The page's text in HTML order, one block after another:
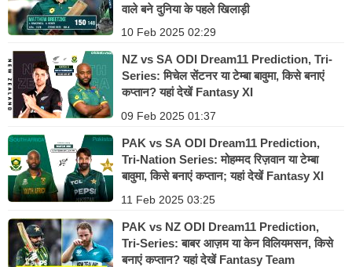
वाले बने दुनिया के पहले खिलाड़ी
10 Feb 2025 02:29
NZ vs SA ODI Dream11 Prediction, Tri-
Series: मिचेल सेंटनर या टेम्बा बावुमा, किसे बनाएं
कप्तान? यहां देखें Fantasy XI
09 Feb 2025 01:37
PAK vs SA ODI Dream11 Prediction,
Tri-Nation Series: मोहम्मद रिज़वान या टेम्बा
बावुमा, किसे बनाएं कप्तान; यहां देखें Fantasy XI
11 Feb 2025 03:25
PAK vs NZ ODI Dream11 Prediction,
Tri-Series: बाबर आज़म या केन विलियमसन, किसे
बनाएं कप्तान? यहां देखें Fantasy Team